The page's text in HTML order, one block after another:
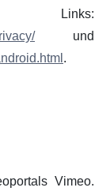
und
.
Vimeo.